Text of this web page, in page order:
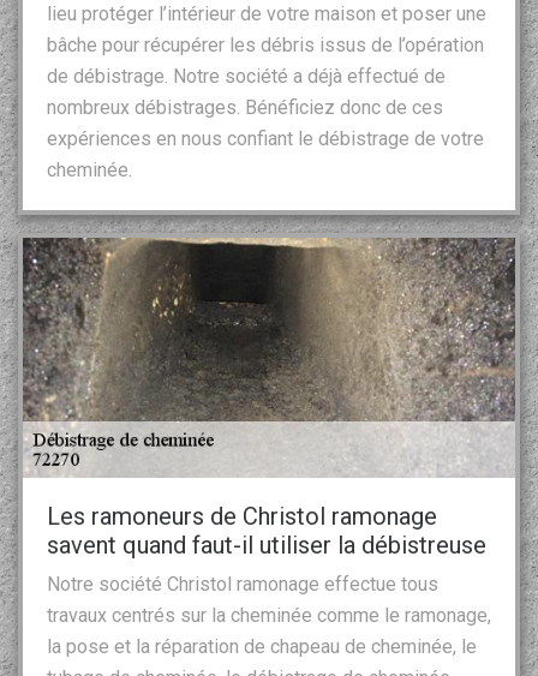
lieu protéger l’intérieur de votre maison et poser une
bâche pour récupérer les débris issus de l’opération
de débistrage. Notre société a déjà effectué de
nombreux débistrages. Bénéficiez donc de ces
expériences en nous confiant le débistrage de votre
cheminée.
Les ramoneurs de Christol ramonage
savent quand faut-il utiliser la débistreuse
Notre société Christol ramonage effectue tous
travaux centrés sur la cheminée comme le ramonage,
la pose et la réparation de chapeau de cheminée, le